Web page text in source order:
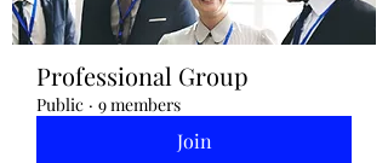
jennifermcchesney@yahoo.com
(604) 445-2082
Professional Group
Public · 9 members
Join